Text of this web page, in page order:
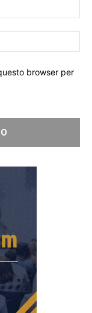
browser per